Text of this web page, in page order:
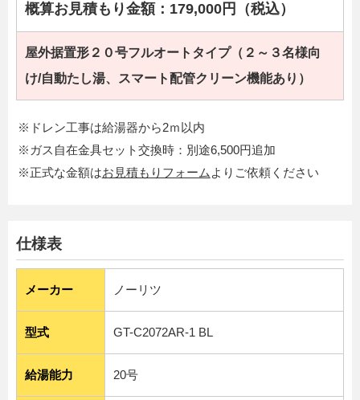
概算お見積もり金額：179,000円（税込）
屋外据置形２０号フルオートタイプ（２～３名様向
け/自動たし湯、スマート配管クリーン機能あり）
※ドレン工事は給湯器から2ｍ以内
※ガス自在金具セット交換時：別途6,500円追加
※正式な金額はお見積もりフォーム よりご依頼ください
仕様表
メーカー ノーリツ
型式 GT-C2072AR-1 BL
給湯能力 20号